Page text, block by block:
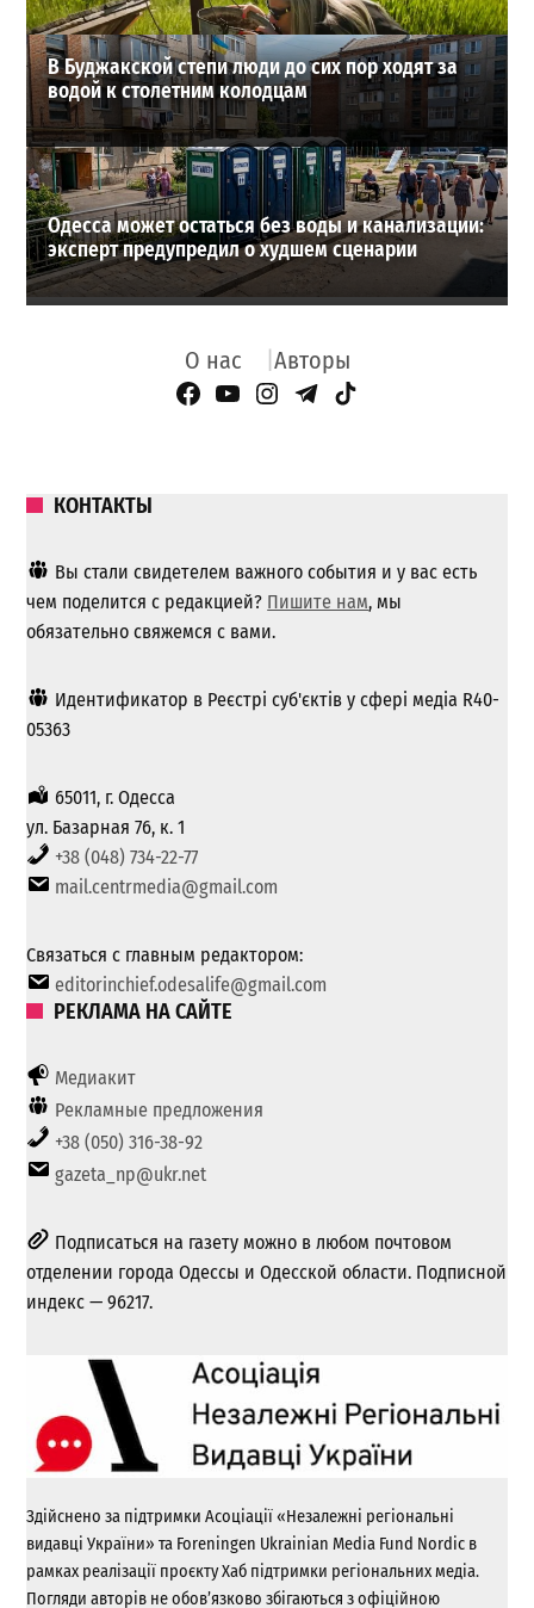
В Буджакской степи люди до сих пор ходят за
водой к столетним колодцам
Одесса может остаться без воды и канализации:
эксперт предупредил о худшем сценарии
О нас Авторы
Facebook Page
YouTube
Instagram
Telegram
TikTok
КОНТАКТЫ
Вы стали свидетелем важного события и у вас есть
чем поделится с редакцией? Пишите нам, мы
обязательно свяжемся с вами.
Идентификатор в Реєстрі суб'єктів у сфері медіа R40-
05363
65011, г. Одесса
ул. Базарная 76, к. 1
+38 (048) 734-22-77
mail.centrmedia@gmail.com
Связаться с главным редактором:
editorinchief.odesalife@gmail.com
РЕКЛАМА НА САЙТЕ
Медиакит
Рекламные предложения
+38 (050) 316-38-92
gazeta_np@ukr.net
Подписаться на газету можно в любом почтовом
отделении города Одессы и Одесской области. Подписной
индекс — 96217.
Здійснено за підтримки Асоціації «Незалежні регіональні
видавці України» та Foreningen Ukrainian Media Fund Nordic в
рамках реалізації проєкту Хаб підтримки регіональних медіа.
Погляди авторів не обов’язково збігаються з офіційною